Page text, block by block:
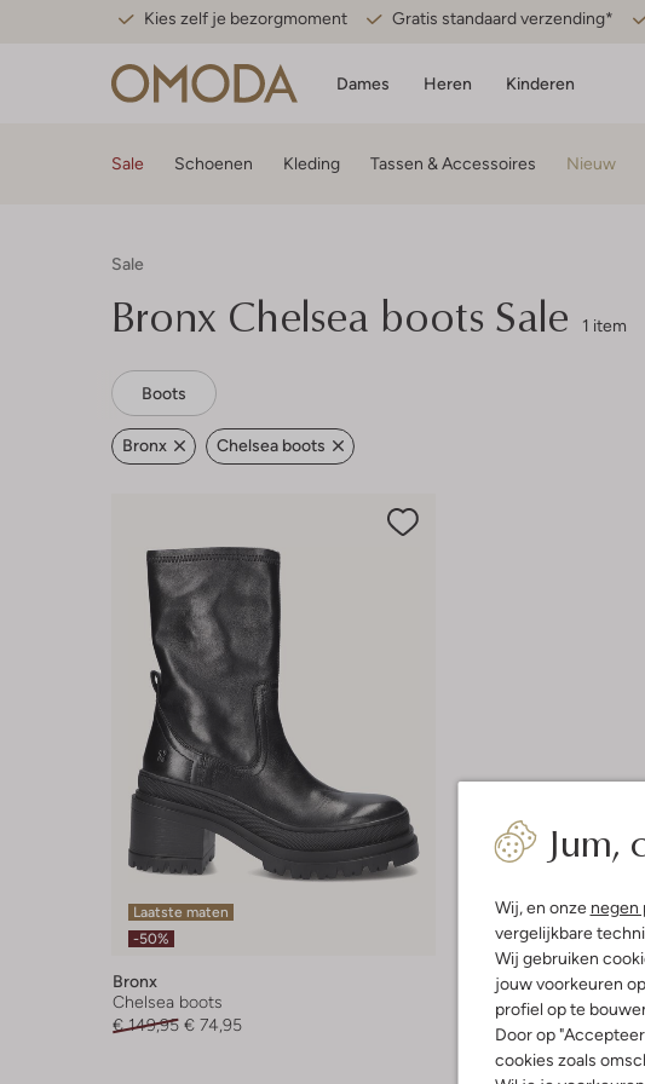
Kies zelf je bezorgmoment Gratis standaard verzending*
Dames Heren Kinderen
Jum,
Wij, en onze negen
vergelijkbare
Wij gebruiken
jouw voorkeuren
profiel op te
Door op
cookies zoals
Sale Schoenen Kleding Tassen & Accessoires Nieuw
Sale
Bronx Chelsea boots Sale 1 item
Boots
Bronx Chelsea boots
Laatste maten
-50%
Bronx
Chelsea boots
€ 149,95 € 74,95